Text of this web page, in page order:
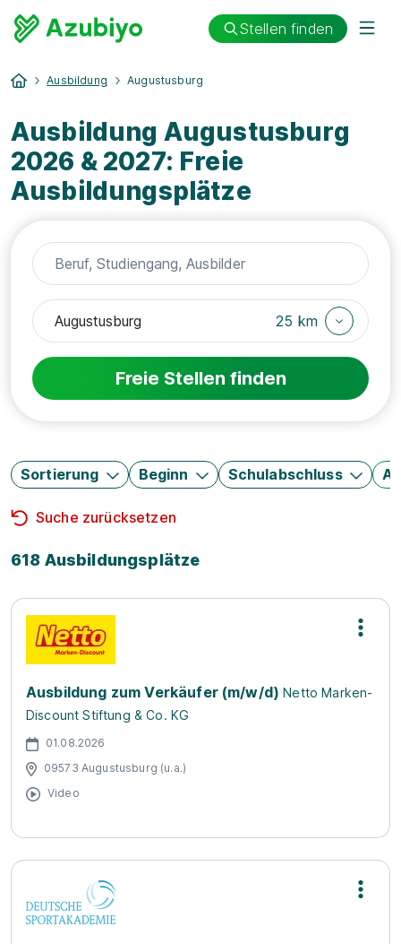
Stellen finden
Ausbildung Augustusburg
Ausbildung Augustusburg
2026 & 2027: Freie
Ausbildungsplätze
25 km
Freie Stellen finden
Sortierung Beginn Schulabschluss
Suche zurücksetzen
618 Ausbildungsplätze
Ausbildung zum Verkäufer (m/w/d) Netto Marken-
Discount Stiftung & Co. KG
01.08.2026
09573 Augustusburg (u.a.)
Video